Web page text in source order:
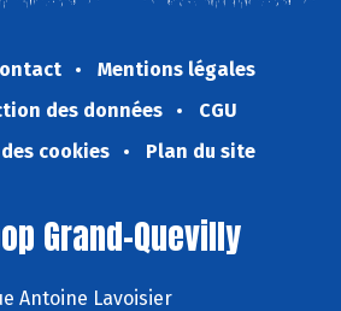
Mentions légales
des données
CGU
cookies
Plan du site
Grand-Quevilly
Antoine Lavoisier